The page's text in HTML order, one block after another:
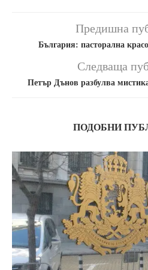
Предишна
България: пасторална
Следваща
Петър Дънов разбулва
ПОДОБНИ